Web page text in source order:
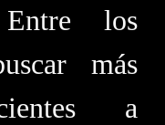
los
más
a